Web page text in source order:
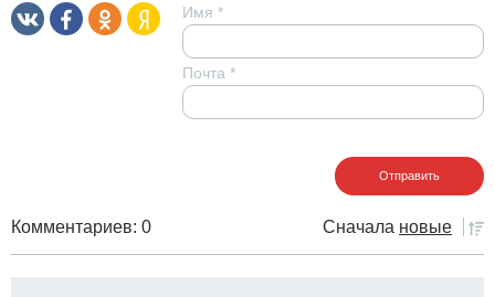
Имя *
Почта *
Комментариев: 0 Сначала новые